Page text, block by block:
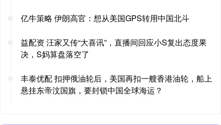
亿牛策略 伊朗高官：想从美国GPS转用中国北斗
益配资 汪家又传“大喜讯”，直播间回应小S复出态度果
决，S妈算盘落空了
丰泰优配 扣押俄油轮后，美国再扣一艘香港油轮，船上
悬挂东帝汶国旗，要封锁中国全球海运？